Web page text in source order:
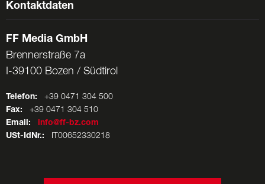
Kontaktdaten
FF Media GmbH
Brennerstraße 7a
I-39100 Bozen / Südtirol
Telefon: +39 0471 304 500
Fax: +39 0471 304 510
Email:
info@ff-bz.com
USt-IdNr.: IT00652330218